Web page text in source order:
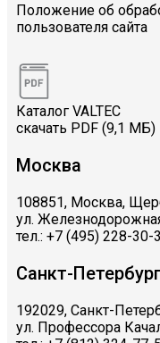
Положение об
пользователя сайта
Каталог VALTEC
скачать PDF (9,1 МБ)
Москва
108851, Москва,
ул.
тел.: +7 (495) 228-30-
Санкт-Петербург
192029, Санкт-
ул. Профессора